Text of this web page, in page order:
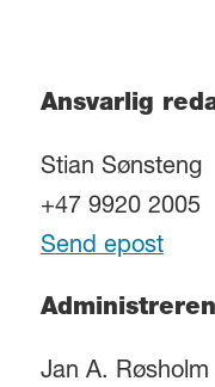
Ansvarlig
Stian Sønsteng
+47 9920 2005
Send epost
Jan A. Røsholm